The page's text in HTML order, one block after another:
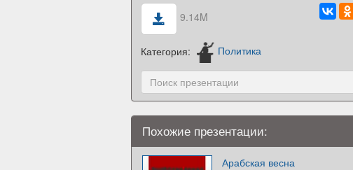
9.14M
Категория: Политика
Похожие презентации:
Арабская весна